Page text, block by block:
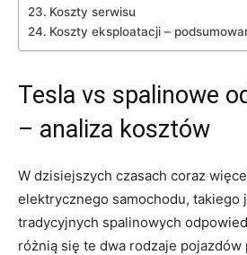
Koszty​ serwisu
Koszty‌ eksploatacji –
Tesla vs spalinowe
– analiza kosztów
W⁣ dzisiejszych czasach coraz
elektrycznego ‍samochodu, takiego
tradycyjnych spalinowych
różnią się te dwa rodzaje pojazdów